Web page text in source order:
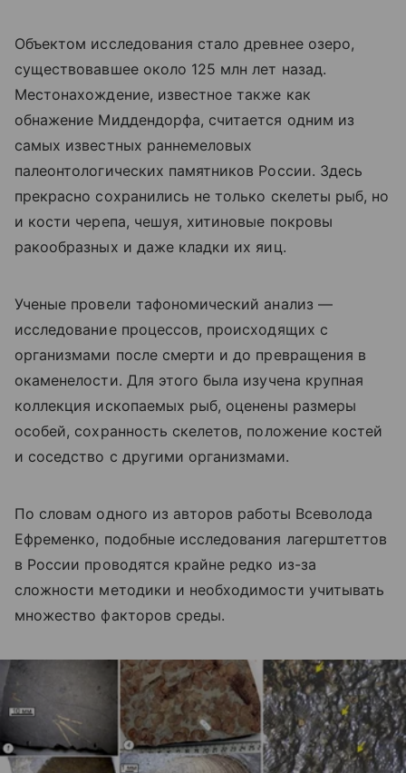
Объектом исследования стало древнее озеро,
существовавшее около 125 млн лет назад.
Местонахождение, известное также как
обнажение Миддендорфа, считается одним из
самых известных раннемеловых
палеонтологических памятников России. Здесь
прекрасно сохранились не только скелеты рыб, но
и кости черепа, чешуя, хитиновые покровы
ракообразных и даже кладки их яиц.
Ученые провели тафономический анализ —
исследование процессов, происходящих с
организмами после смерти и до превращения в
окаменелости. Для этого была изучена крупная
коллекция ископаемых рыб, оценены размеры
особей, сохранность скелетов, положение костей
и соседство с другими организмами.
По словам одного из авторов работы Всеволода
Ефременко, подобные исследования лагерштеттов
в России проводятся крайне редко из-за
сложности методики и необходимости учитывать
множество факторов среды.